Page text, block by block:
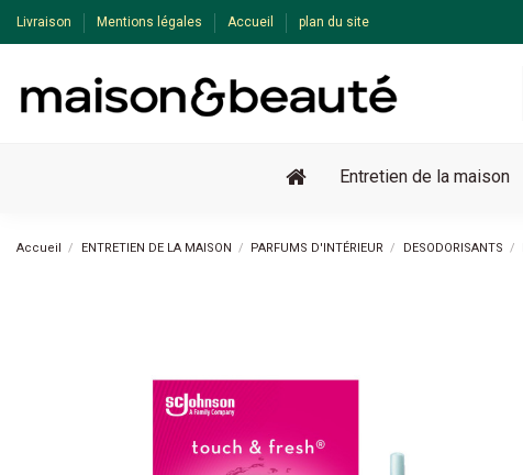
Livraison Mentions légales Accueil plan du site
Entretien de la maison
Accueil ENTRETIEN DE LA MAISON PARFUMS D'INTÉRIEUR DESODORISANTS